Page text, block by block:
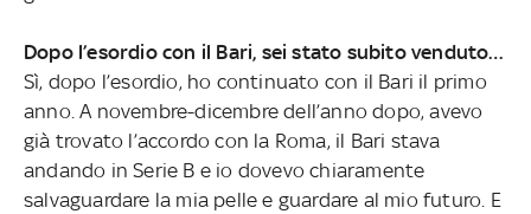
Dopo l’esordio con il Bari, sei stato subito venduto…
Sì, dopo l’esordio, ho continuato con il Bari il primo
anno. A novembre-dicembre dell’anno dopo, avevo
già trovato l’accordo con la Roma, il Bari stava
andando in Serie B e io dovevo chiaramente
salvaguardare la mia pelle e guardare al mio futuro. E